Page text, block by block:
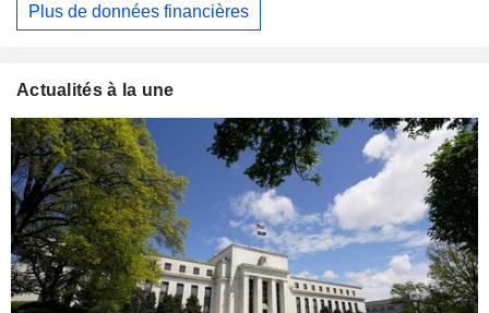
Plus de données financières
Actualités à la une